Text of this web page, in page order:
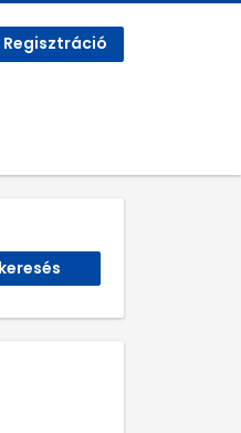
Regisztráció